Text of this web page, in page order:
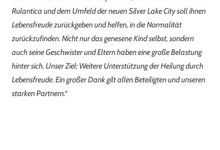
Rulantica und dem Umfeld der neuen Silver Lake City soll ihnen
Lebensfreude zurückgeben und helfen, in die Normalität
zurückzufinden. Nicht nur das genesene Kind selbst, sondern
auch seine Geschwister und Eltern haben eine große Belastung
hinter sich. Unser Ziel: Weitere Unterstützung der Heilung durch
Lebensfreude. Ein großer Dank gilt allen Beteiligten und unseren
starken Partnern.“